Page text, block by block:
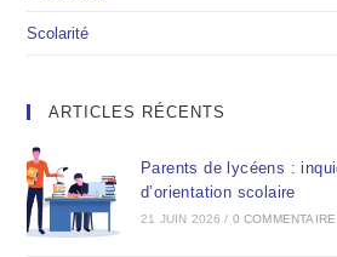
Scolarité
ARTICLES RÉCENTS
Parents de lycéens :
d’orientation scolaire
21 JUIN 2026 / 0 COMMENTAIRE